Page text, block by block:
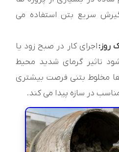
سریع بتن استفاده می
روز:اجرای کار در صبح زود یا
تاثیر گرمای شدید محیط
مخلوط بتنی فرصت بیشتری
در سازه پیدا می کند.